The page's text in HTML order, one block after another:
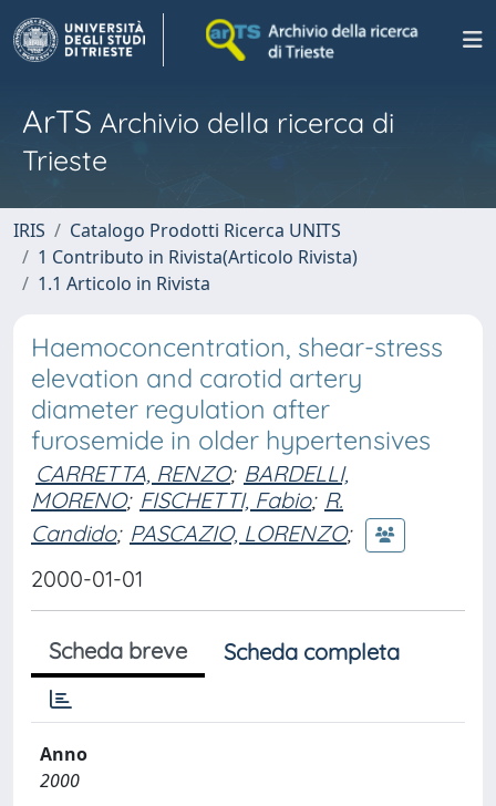
ArTS Archivio della ricerca di
Trieste
IRIS
Catalogo Prodotti Ricerca UNITS
1 Contributo in Rivista(Articolo Rivista)
1.1 Articolo in Rivista
Haemoconcentration, shear-stress
elevation and carotid artery
diameter regulation after
furosemide in older hypertensives
CARRETTA, RENZO; BARDELLI,
MORENO; FISCHETTI, Fabio; R.
Candido; PASCAZIO, LORENZO;
2000-01-01
Scheda breve Scheda completa
Anno
2000